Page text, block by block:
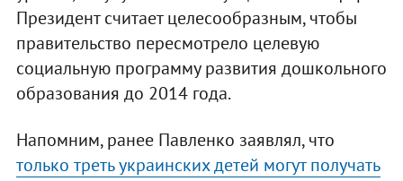
Президент считает целесообразным, чтобы
правительство пересмотрело целевую
социальную программу развития дошкольного
образования до 2014 года.
Напомним, ранее Павленко заявлял, что
только треть украинских детей могут получать